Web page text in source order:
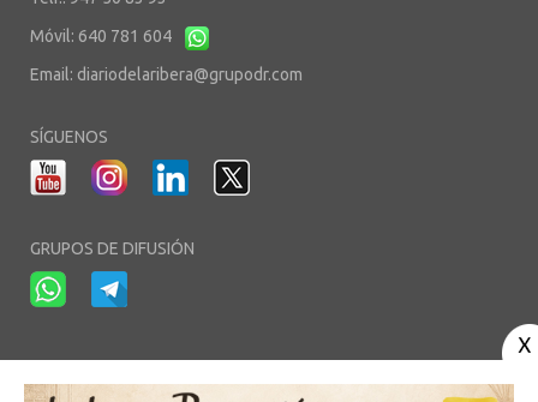
Móvil: 640 781 604
Email: diariodelaribera@grupodr.com
SÍGUENOS
GRUPOS DE DIFUSIÓN